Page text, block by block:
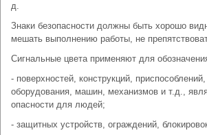
д.
Знаки безопасности должны быть хорошо
мешать выполнению работы, не
Сигнальные цвета применяют для
- поверхностей, конструкций,
оборудования, машин, механизмов и т.д.,
опасности для людей;
- защитных устройств, ограждений,